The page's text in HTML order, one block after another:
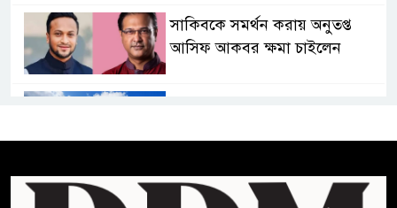
সাকিবকে সমর্থন করায় অনুতপ্ত
আসিফ আকবর ক্ষমা চাইলেন
প্রথম শ্রেণি ছাড়া অন্য সব শ্রেণিতে